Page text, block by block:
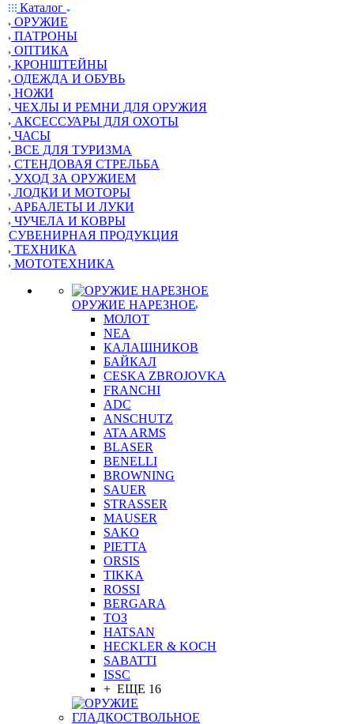
Каталог
ОРУЖИЕ
ПАТРОНЫ
ОПТИКА
КРОНШТЕЙНЫ
ОДЕЖДА И ОБУВЬ
НОЖИ
ЧЕХЛЫ И РЕМНИ ДЛЯ ОРУЖИЯ
АКСЕССУАРЫ ДЛЯ ОХОТЫ
ЧАСЫ
ВСЕ ДЛЯ ТУРИЗМА
СТЕНДОВАЯ СТРЕЛЬБА
УХОД ЗА ОРУЖИЕМ
ЛОДКИ И МОТОРЫ
АРБАЛЕТЫ И ЛУКИ
ЧУЧЕЛА И КОВРЫ
СУВЕНИРНАЯ ПРОДУКЦИЯ
ТЕХНИКА
МОТОТЕХНИКА
ОРУЖИЕ НАРЕЗНОЕ
МОЛОТ
NEA
КАЛАШНИКОВ
БАЙКАЛ
CESKA ZBROJOVKA
FRANCHI
ADC
ANSCHUTZ
ATA ARMS
BLASER
BENELLI
BROWNING
SAUER
STRASSER
MAUSER
SAKO
PIETTA
ORSIS
TIKKA
ROSSI
BERGARA
ТОЗ
HATSAN
HECKLER & KOCH
SABATTI
ISSC
+ ЕЩЕ 16